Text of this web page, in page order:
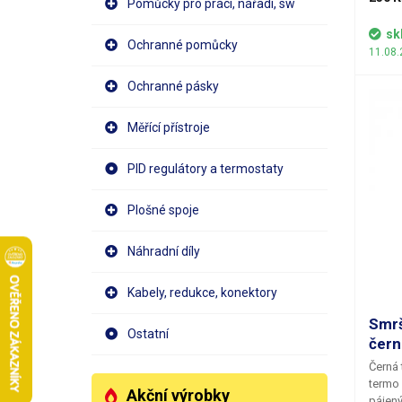
Pomůcky pro práci, nářadí, sw
Ochranné pomůcky
Ochranné pásky
Měřící přístroje
PID regulátory a termostaty
Plošné spoje
Náhradní díly
Kabely, redukce, konektory
Ostatní
Akční výrobky
černé barvy. Všude
se
120ks
x 3.0
x
termo